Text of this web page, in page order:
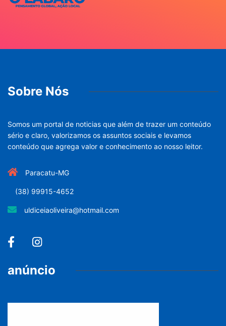
Sobre Nós
Somos um portal de noticias que além de trazer um conteúdo
sério e claro, valorizamos os assuntos sociais e levamos
conteúdo que agrega valor e conhecimento ao nosso leitor.
Paracatu-MG
(38) 99915-4652
uldiceiaoliveira@hotmail.com
anúncio